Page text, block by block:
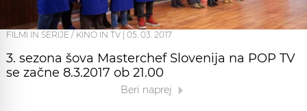
FILMI IN SERIJE / KINO IN TV 05. 03. 2017
3. sezona šova Masterchef Slovenija na POP TV
se začne 8.3.2017 ob 21.00
Beri naprej